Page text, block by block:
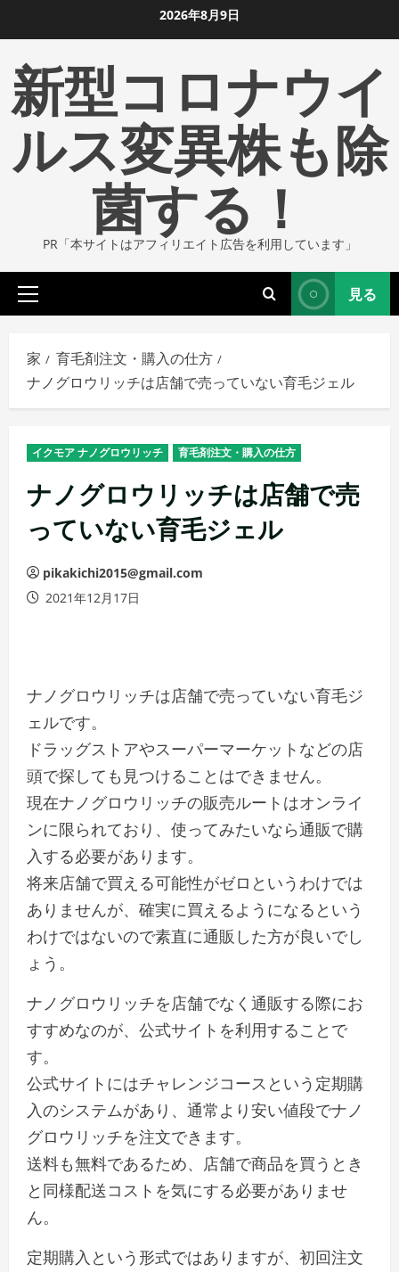
ン
ツ
ま
2026年8月9日
新型コロナウイ
ルス変異株も除
菌する！
PR「本サイトはアフィリエイト広告を利用しています」
プ
イ
マ
リ
メ
ュ
ー
見る
家
育毛剤注文・購入の仕方
ナノグロウリッチは店舗で売っていない育毛ジェル
イクモア ナノグロウリッチ 育毛剤注文・購入の仕方
ナノグロウリッチは店舗で売
っていない育毛ジェル
pikakichi2015@gmail.com
2021年12月17日
ナノグロウリッチは店舗で売っていない育毛ジ
ェルです。
ドラッグストアやスーパーマーケットなどの店
頭で探しても見つけることはできません。
現在ナノグロウリッチの販売ルートはオンライ
ンに限られており、使ってみたいなら通販で購
入する必要があります。
将来店舗で買える可能性がゼロというわけでは
ありませんが、確実に買えるようになるという
わけではないので素直に通販した方が良いでし
ょう。
ナノグロウリッチを店舗でなく通販する際にお
すすめなのが、公式サイトを利用することで
す。
公式サイトにはチャレンジコースという定期購
入のシステムがあり、通常より安い値段でナノ
グロウリッチを注文できます。
送料も無料であるため、店舗で商品を買うとき
と同様配送コストを気にする必要がありませ
ん。
定期購入という形式ではありますが、初回注文